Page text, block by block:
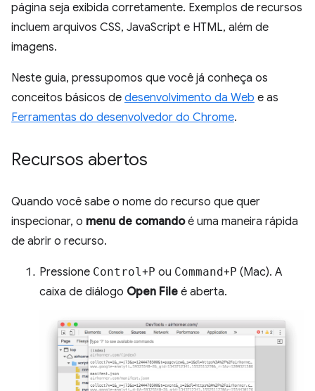
página seja exibida corretamente. Exemplos de recursos
incluem arquivos CSS, JavaScript e HTML, além de
imagens.
Neste guia, pressupomos que você já conheça os
conceitos básicos de desenvolvimento da Web e as
Ferramentas do desenvolvedor do Chrome.
Recursos abertos
Quando você sabe o nome do recurso que quer
inspecionar, o menu de comandoé uma maneira rápida
de abrir o recurso.
Pressione Control+P ou Command+P (Mac). A
caixa de diálogo Open File é aberta.